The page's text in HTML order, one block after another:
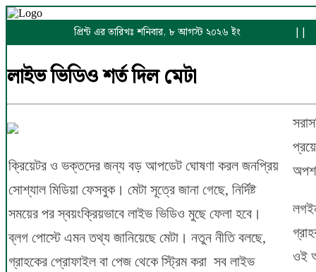
প্রিন্ট এর তারিখঃ শনিবার, ৮ আগস্ট ২০২৬ ইং ||
লাইভ ভিডিও শর্ত দিল মেটা
ক্রিয়েটর ও ভক্তদের জন্য বড় আপডেট ঘোষণা করল জনপ্রিয়
সোশ্যাল মিডিয়া ফেসবুক। মেটা সূত্রে জানা গেছে, নির্দিষ্ট
সময়ের পর স্বয়ংক্রিয়ভাবে লাইভ ভিডিও মুছে ফেলা হবে।
ব্লগ পোস্টে এমন তথ্য জানিয়েছে মেটা। নতুন নীতি বলছে,
গ্রাহকের প্রোফাইল বা পেজ থেকে স্ট্রিম করা সব লাইভ
ওই